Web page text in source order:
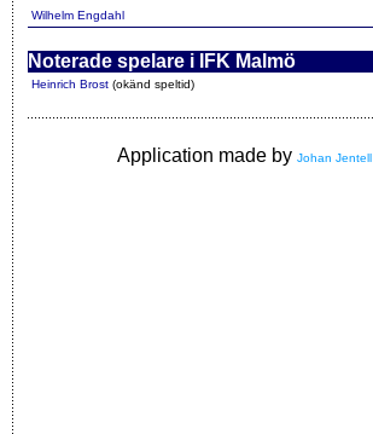
Wilhelm Engdahl
Noterade spelare i IFK Malmö
Heinrich Brost (okänd speltid)
Application made by Johan Jentell